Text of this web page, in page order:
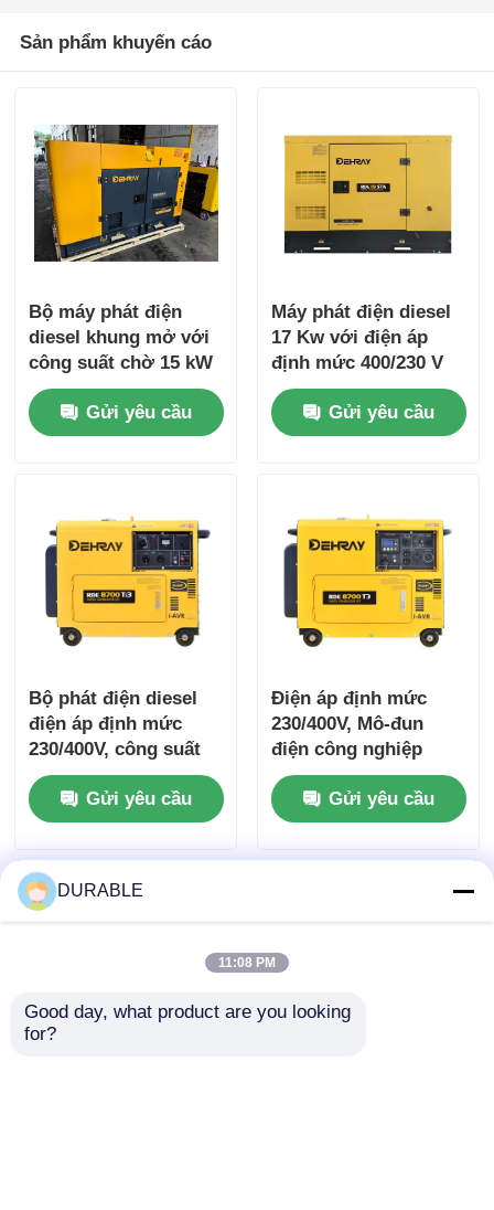
Sản phẩm khuyến cáo
Bộ máy phát điện
diesel khung mở với
công suất chờ 15 kW
và tốc độ định số
1500 R/minGửi yêu cầu
Máy phát điện diesel
17 Kw với điện áp
định mức 400/230 V
và mức ồn 75 dB(A)
Gửi yêu cầu
Bộ phát điện diesel
điện áp định mức
230/400V, công suất
định mức 7.5 Kw,
dòng điện 10.8A,
nguồn điện nhỏ gọn
công nghiệp
Gửi yêu cầu
Điện áp định mức
230/400V, Mô-đun
điện công nghiệp
5KW-100KW với Hệ
số công suất 0.8 Trễ,
được thiết kế để tối
Gửi yêu cầu
DURABLE
11:08 PM
Good day, what product are you looking
for?